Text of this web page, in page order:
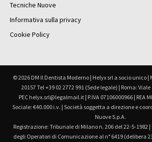
Tecniche Nuove
Informativa sulla privacy
Cookie Policy
© 2026 DM Il Dentista Moderno | Helyx srl a socio unico |
20157 Tel +39 02 2772 991 (Sede legale) | Roma:
PEC helyx.srl@legalmail.it | P.IVA 07106000966 | REA
Sociale: €40.000 i.v. | Società soggetta a direzione e
Nuove S.p.A.
Registrazione: Tribunale di Milano n. 206 del 22-5-1982 |
degli Operatori di Comunicazione al n° 6419 (delibera